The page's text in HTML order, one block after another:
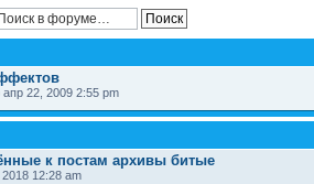
22, 2009 2:55 pm
к постам архивы битые
12:28 am